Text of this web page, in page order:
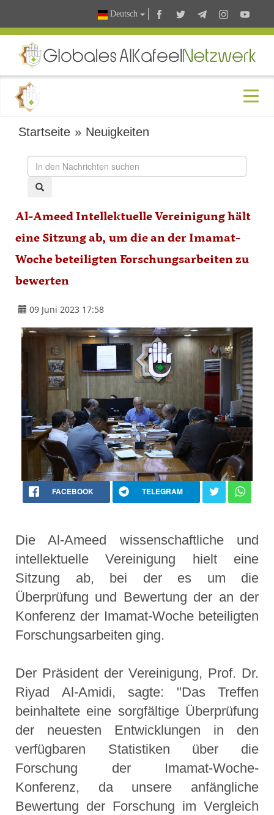
Deutsch
Startseite » Neuigkeiten
Al-Ameed Intellektuelle Vereinigung hält
eine Sitzung ab, um die an der Imamat-
Woche beteiligten Forschungsarbeiten zu
bewerten
09 Juni 2023 17:58
FACEBOOK TELEGRAM
Die Al-Ameed wissenschaftliche und
intellektuelle Vereinigung hielt eine
Sitzung ab, bei der es um die
Überprüfung und Bewertung der an der
Konferenz der Imamat-Woche beteiligten
Forschungsarbeiten ging.
Der Präsident der Vereinigung, Prof. Dr.
Riyad Al-Amidi, sagte: "Das Treffen
beinhaltete eine sorgfältige Überprüfung
der neuesten Entwicklungen in den
verfügbaren Statistiken über die
Forschung der Imamat-Woche-
Konferenz, da unsere anfängliche
Bewertung der Forschung im Vergleich